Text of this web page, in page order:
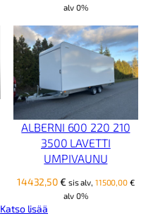
alv 0%
ALBERNI 600 220 210
3500 LAVETTI
UMPIVAUNU
14432,50€ sis alv, 11500,00 €
alv 0%
Katso lisää